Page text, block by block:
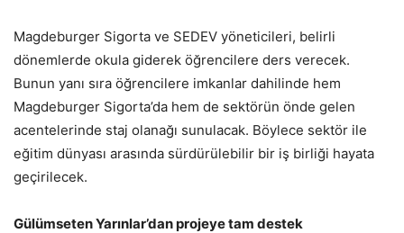
Magdeburger Sigorta ve SEDEV yöneticileri, belirli
dönemlerde okula giderek öğrencilere ders verecek.
Bunun yanı sıra öğrencilere imkanlar dahilinde hem
Magdeburger Sigorta’da hem de sektörün önde gelen
acentelerinde staj olanağı sunulacak. Böylece sektör ile
eğitim dünyası arasında sürdürülebilir bir iş birliği hayata
geçirilecek.
Gülümseten Yarınlar’dan projeye tam destek